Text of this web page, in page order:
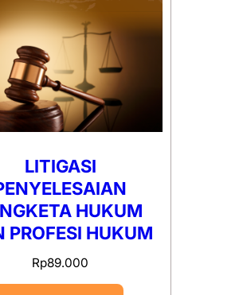
LITIGASI
HUKUM
PROFESI HUKUM
Rp89.000